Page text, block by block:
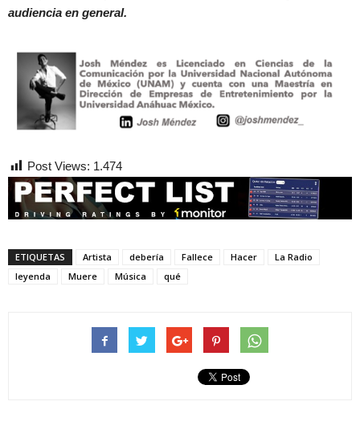
audiencia en general.
Post Views: 1.474
ETIQUETAS Artista debería Fallece Hacer
La Radio
leyenda
Muere Música qué